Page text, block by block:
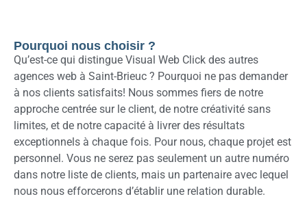
Pourquoi nous choisir ?
Qu’est-ce qui distingue Visual Web Click des autres
agences web à Saint-Brieuc ? Pourquoi ne pas demander
à nos clients satisfaits! Nous sommes fiers de notre
approche centrée sur le client, de notre créativité sans
limites, et de notre capacité à livrer des résultats
exceptionnels à chaque fois. Pour nous, chaque projet est
personnel. Vous ne serez pas seulement un autre numéro
dans notre liste de clients, mais un partenaire avec lequel
nous nous efforcerons d’établir une relation durable.